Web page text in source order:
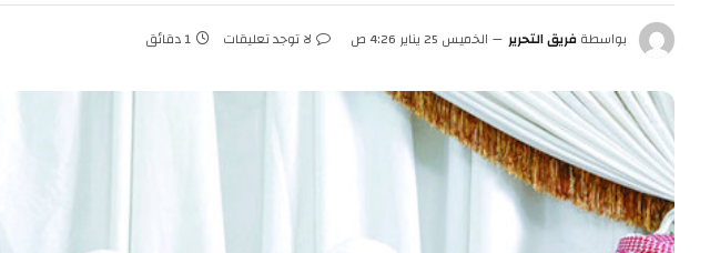
بواسطةفريق التحرير الخميس 25 يناير 4:26 ص لا توجد تعليقات 1 دقائق